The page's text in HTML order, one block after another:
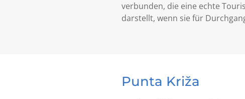
verbunden, die eine echte
darstellt, wenn sie für
Punta Križa